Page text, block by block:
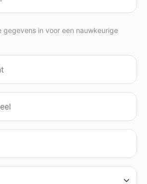
gegevens in voor een nauwkeurige